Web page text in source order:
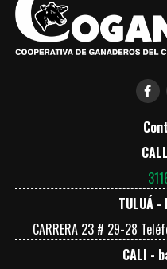
TULUÁ
CARRERA 23 # 29-28
CALI -